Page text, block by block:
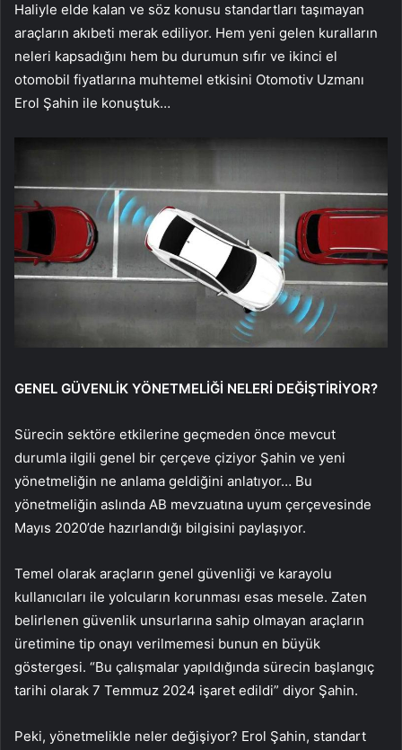
Haliyle elde kalan ve söz konusu standartları taşımayan
araçların akıbeti merak ediliyor. Hem yeni gelen kuralların
neleri kapsadığını hem bu durumun sıfır ve ikinci el
otomobil fiyatlarına muhtemel etkisini Otomotiv Uzmanı
Erol Şahin ile konuştuk…
GENEL GÜVENLİK YÖNETMELİĞİ NELERİ DEĞİŞTİRİYOR?
Sürecin sektöre etkilerine geçmeden önce mevcut
durumla ilgili genel bir çerçeve çiziyor Şahin ve yeni
yönetmeliğin ne anlama geldiğini anlatıyor… Bu
yönetmeliğin aslında AB mevzuatına uyum çerçevesinde
Mayıs 2020’de hazırlandığı bilgisini paylaşıyor.
Temel olarak araçların genel güvenliği ve karayolu
kullanıcıları ile yolcuların korunması esas mesele. Zaten
belirlenen güvenlik unsurlarına sahip olmayan araçların
üretimine tip onayı verilmemesi bunun en büyük
göstergesi. “Bu çalışmalar yapıldığında sürecin başlangıç
tarihi olarak 7 Temmuz 2024 işaret edildi” diyor Şahin.
Peki, yönetmelikle neler değişiyor? Erol Şahin, standart